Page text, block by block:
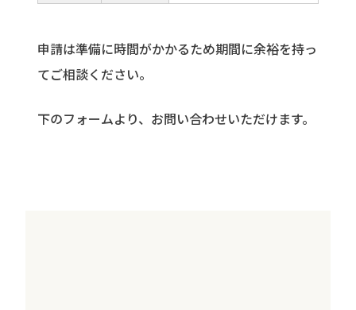
申請は準備に時間がかかるため期間に余裕を持っ
てご相談ください。
下のフォームより、お問い合わせいただけます。